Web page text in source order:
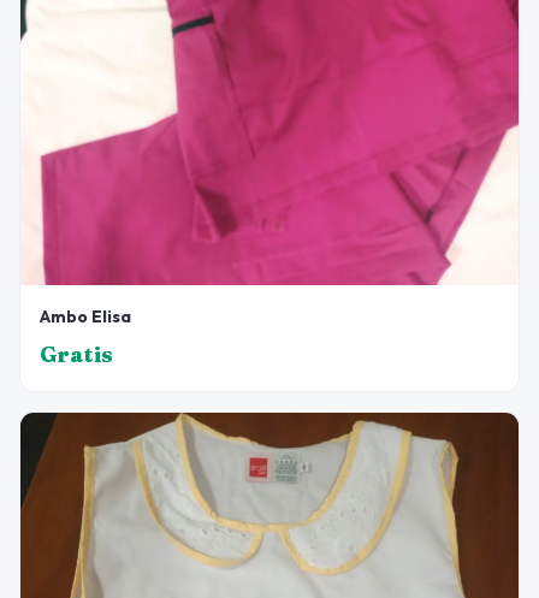
Ambo Elisa
Gratis